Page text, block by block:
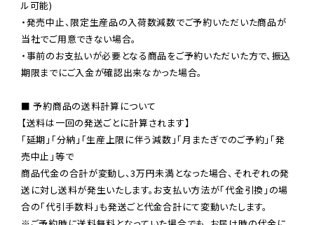
ル可能)
・発売中止、限定生産品の入荷数減数でご予約いただいた商品が
当社でご用意できない場合。
・事前のお支払いが必要となる商品をご予約いただいた方で、振込
期限までにご入金が確認出来なかった場合。
■ 予約商品の送料計算について
【送料は一回の発送ごとに計算されます】
「延期」「分納」「生産上限に伴う減数」「月またぎでのご予約」「発
売中止」等で
商品代金の合計が変動し、3万円未満となった場合、それぞれの発
送に対し送料が発生いたします。お支払い方法が「代金引換」の場